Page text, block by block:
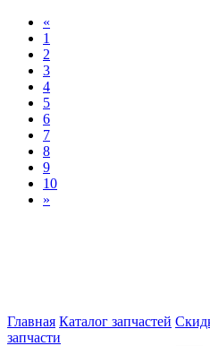
«
1
2
3
4
5
6
7
8
9
10
»
Главная Каталог запчастей
запчасти